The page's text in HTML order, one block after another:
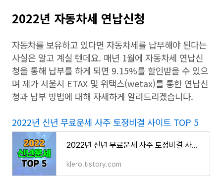
2022년 자동차세 연납신청
자동차를 보유하고 있다면 자동차세를 납부해야 된다는
사실은 알고 계실 텐데요. 매년 1월에 자동차세 연납신
청을 통해 납부를 하게 되면 9.15%를 할인받을 수 있으
며 제가 서울시 ETAX 및 위택스(wetax)를 통한 연납신
청과 납부 방법에 대해 자세하게 알려드리겠습니다.
2022년 신년 무료운세 사주 토정비결 사이트 TOP 5
2022년 신년 무료운세 사주 토정비결 사이트 TOP 5
klero.tistory.com